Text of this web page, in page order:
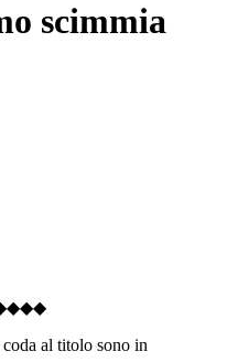
scimmia
al titolo sono in